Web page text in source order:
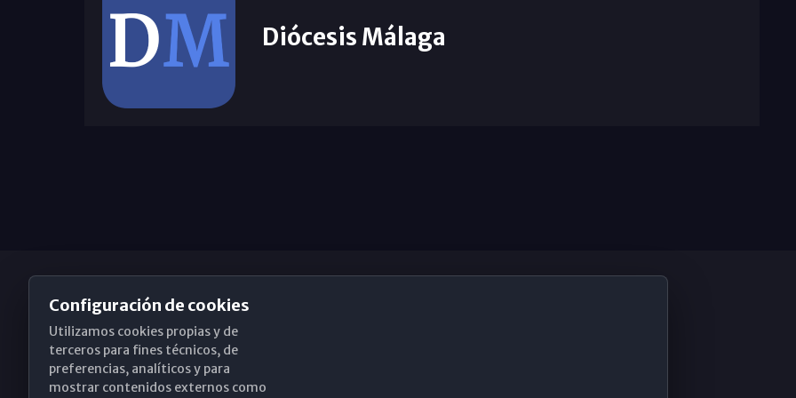
Diócesis Málaga
Obispado de Málaga
Configuración de cookies
Utilizamos cookies propias y de
terceros para fines técnicos, de
preferencias, analíticos y para
mostrar contenidos externos como